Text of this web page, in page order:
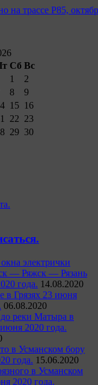
на трассе Р85,
Сб Вс
1
2
8
9
15 16
22 23
29 30
электрички
— Ряжск — Рязань
года. 14.08.2020
в Грязях 23 июня
06.08.2020
реки Матыра в
2020 года.
в Усманском бору
года. 15.06.2020
в Усманском
2020 года.